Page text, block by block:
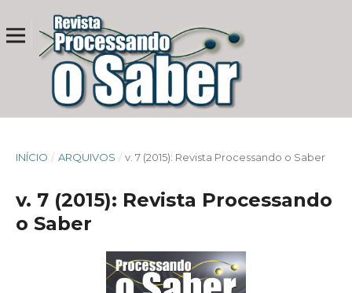
INÍCIO / ARQUIVOS / v. 7 (2015): Revista Processando o Saber
v. 7 (2015): Revista Processando
o Saber